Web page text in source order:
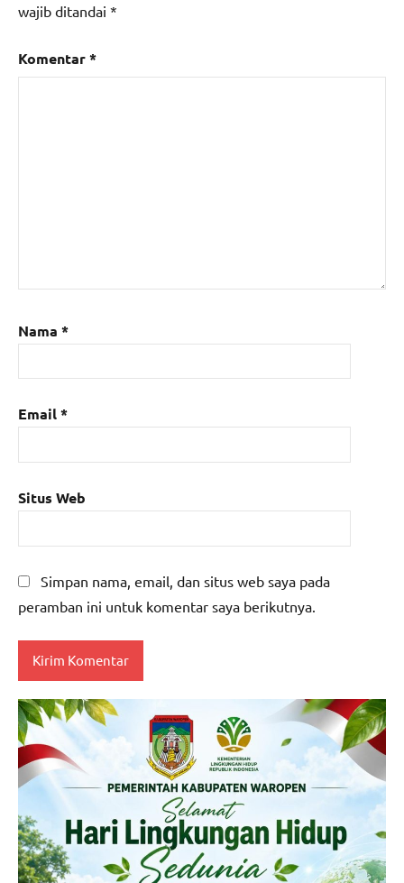
wajib ditandai *
Komentar*
Nama *
Email*
Situs Web
Simpan nama, email, dan situs web saya pada
peramban ini untuk komentar saya berikutnya.